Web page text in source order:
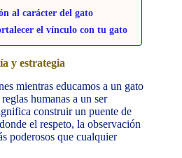
al carácter del gato
el vínculo con tu gato
y estrategia
mientras educamos a un gato
humanas a un ser
construir un puente de
el respeto, la observación
poderosos que cualquier